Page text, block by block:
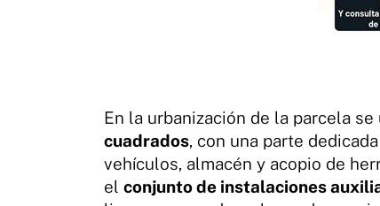
En la urbanización de la parcela se
cuadrados, con una parte
vehículos, almacén y acopio de
el conjunto de instalaciones